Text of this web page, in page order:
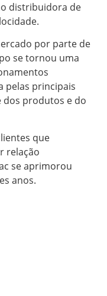
distribuidora de
por parte de
se tornou uma
pelas principais
dos produtos e do
que
relação
se aprimorou
anos.